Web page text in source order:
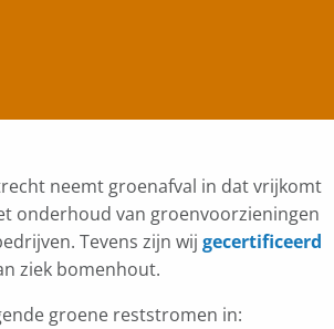
neemt groenafval in dat vrijkomt
onderhoud van groenvoorzieningen
Tevens zijn wij gecertificeerd
ziek bomenhout.
groene reststromen in: